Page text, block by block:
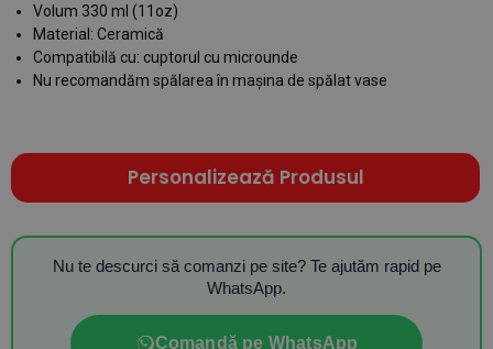
Volum 330 ml (11oz)
Material: Ceramică
Compatibilă cu: cuptorul cu microunde
Nu recomandăm spălarea în mașina de spălat vase
Personalizează Produsul
Nu te descurci să comanzi pe site? Te ajutăm rapid pe
WhatsApp.
Comandă pe WhatsApp